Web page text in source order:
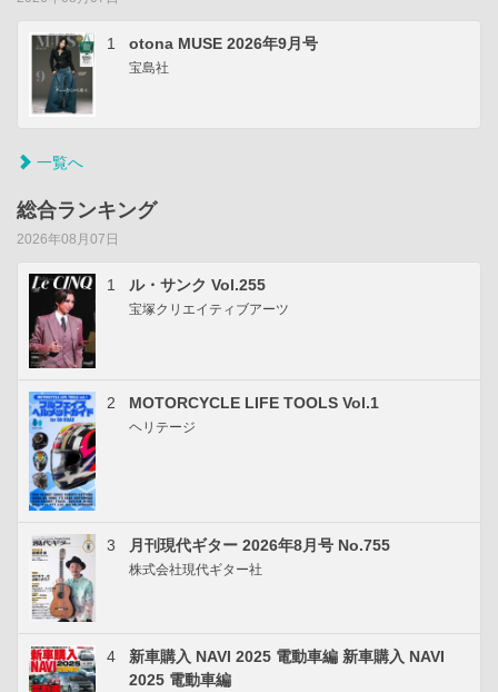
1 otona MUSE 2026年9月号
宝島社
一覧へ
総合ランキング
2026年08月07日
1 ル・サンク Vol.255
宝塚クリエイティブアーツ
2 MOTORCYCLE LIFE TOOLS Vol.1
ヘリテージ
3 月刊現代ギター 2026年8月号 No.755
株式会社現代ギター社
4
新車購入 NAVI 2025 電動車編 新車購入 NAVI
2025 電動車編